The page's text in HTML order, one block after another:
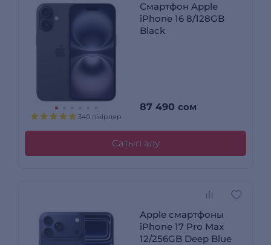
340 пікірлер
Смартфон Apple
iPhone 16 8/128GB
Black
87 490 сом
Сатып алу
Apple смартфоны
iPhone 17 Pro Max
12/256GB Deep Blue